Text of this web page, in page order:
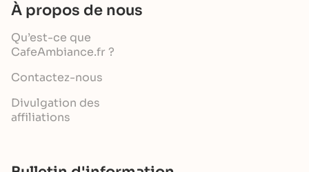
À propos de nous
Qu’est-ce que
CafeAmbiance.fr ?
Contactez-nous
Divulgation des
affiliations